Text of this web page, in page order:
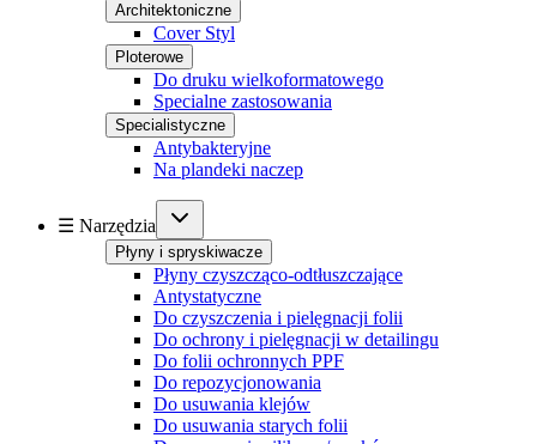
Architektoniczne
Cover Styl
Ploterowe
Do druku wielkoformatowego
Specialne zastosowania
Specialistyczne
Antybakteryjne
Na plandeki naczep
☰ Narzędzia
Płyny i spryskiwacze
Płyny czyszcząco-odtłuszczające
Antystatyczne
Do czyszczenia i pielęgnacji folii
Do ochrony i pielęgnacji w detailingu
Do folii ochronnych PPF
Do repozycjonowania
Do usuwania klejów
Do usuwania starych folii